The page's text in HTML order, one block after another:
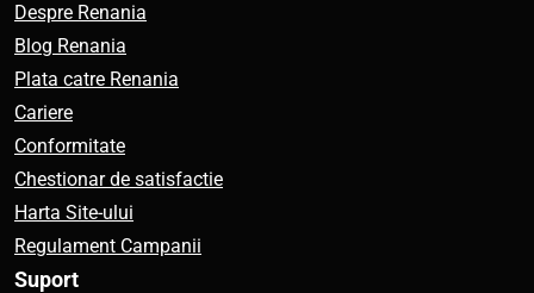
Despre Renania
Blog Renania
Plata catre Renania
Cariere
Conformitate
Chestionar de satisfactie
Harta Site-ului
Regulament Campanii
Suport